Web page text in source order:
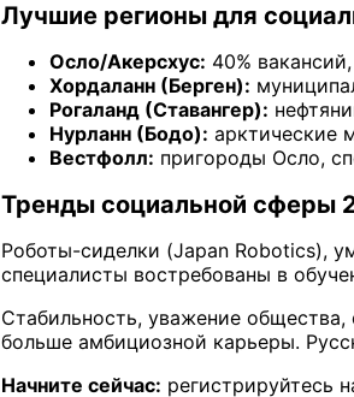
Лучшие регионы для
Осло/Акерсхус: 40%
Хордаланн (Берген):
Рогаланд (Ставангер):
Нурланн (Бодо): арктические
Вестфолл: пригороды Осло,
Тренды социальной сферы
Роботы-сиделки (Japan Robotics),
специалисты востребованы в
Стабильность, уважение
больше амбициозной карьеры.
Начните сейчас: регистрируйтесь